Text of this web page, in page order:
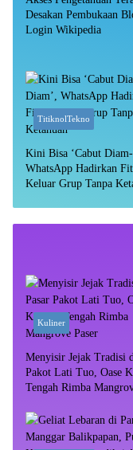
Desakan Pembukaan
Login Wikipedia
TitiknolTekno
Kini Bisa ‘Cabut
WhatsApp Hadirkan
Keluar Grup Tanpa
Kuliner
Menyisir Jejak Tradisi
Pakot Lati Tuo, Oase
Tengah Rimba